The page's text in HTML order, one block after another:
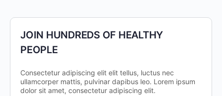
JOIN HUNDREDS OF HEALTHY
PEOPLE
Consectetur adipiscing elit elit tellus, luctus nec
ullamcorper mattis, pulvinar dapibus leo.​ Lorem ipsum
dolor sit amet, consectetur adipiscing elit.